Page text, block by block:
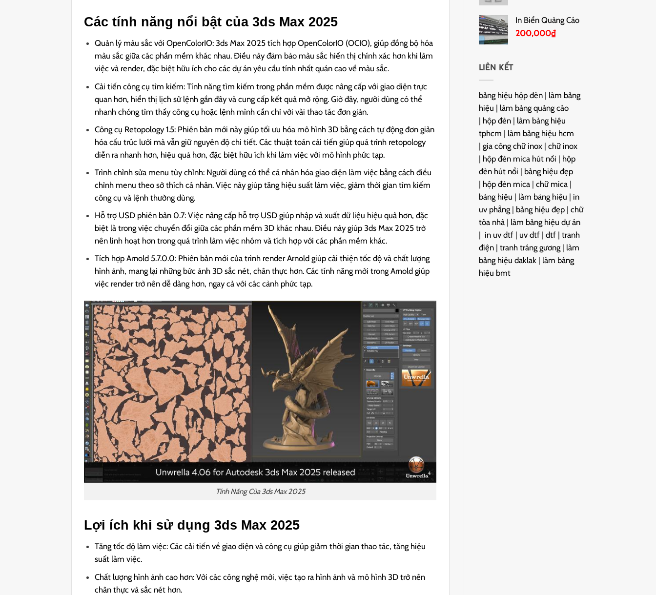
Các tính năng nổi bật của 3ds Max 2025
Quản lý màu sắc với OpenColorIO: 3ds Max 2025 tích hợp OpenColorIO (OCIO), giúp đồng bộ hóa
màu sắc giữa các phần mềm khác nhau. Điều này đảm bảo màu sắc hiển thị chính xác hơn khi làm
việc và render, đặc biệt hữu ích cho các dự án yêu cầu tính nhất quán cao về màu sắc.
Cải tiến công cụ tìm kiếm: Tính năng tìm kiếm trong phần mềm được nâng cấp với giao diện trực
quan hơn, hiển thị lịch sử lệnh gần đây và cung cấp kết quả mở rộng. Giờ đây, người dùng có thể
nhanh chóng tìm thấy công cụ hoặc lệnh mình cần chỉ với vài thao tác đơn giản.
Công cụ Retopology 1.5: Phiên bản mới này giúp tối ưu hóa mô hình 3D bằng cách tự động đơn giản
hóa cấu trúc lưới mà vẫn giữ nguyên độ chi tiết. Các thuật toán cải tiến giúp quá trình retopology
diễn ra nhanh hơn, hiệu quả hơn, đặc biệt hữu ích khi làm việc với mô hình phức tạp.
Trình chỉnh sửa menu tùy chỉnh: Người dùng có thể cá nhân hóa giao diện làm việc bằng cách điều
chỉnh menu theo sở thích cá nhân. Việc này giúp tăng hiệu suất làm việc, giảm thời gian tìm kiếm
công cụ và lệnh thường dùng.
Hỗ trợ USD phiên bản 0.7: Việc nâng cấp hỗ trợ USD giúp nhập và xuất dữ liệu hiệu quả hơn, đặc
biệt là trong việc chuyển đổi giữa các phần mềm 3D khác nhau. Điều này giúp 3ds Max 2025 trở
nên linh hoạt hơn trong quá trình làm việc nhóm và tích hợp với các phần mềm khác.
Tích hợp Arnold 5.7.0.0: Phiên bản mới của trình render Arnold giúp cải thiện tốc độ và chất lượng
hình ảnh, mang lại những bức ảnh 3D sắc nét, chân thực hơn. Các tính năng mới trong Arnold giúp
việc render trở nên dễ dàng hơn, ngay cả với các cảnh phức tạp.
Tính Năng Của 3ds Max 2025
Lợi ích khi sử dụng 3ds Max 2025
Tăng tốc độ làm việc: Các cải tiến về giao diện và công cụ giúp giảm thời gian thao tác, tăng hiệu
suất làm việc.
Chất lượng hình ảnh cao hơn: Với các công nghệ mới, việc tạo ra hình ảnh và mô hình 3D trở nên
chân thực và sắc nét hơn.
In Biển Quảng Cáo
200,000₫
LIÊN KẾT
bảng hiệu hộp đèn| làm bảng
hiệu | làm bảng quảng cáo
| hộp đèn| làm bảng hiệu
tphcm | làm bảng hiệu hcm
| gia công chữ inox| chữ inox
| hộp đèn mica hút nổi | hộp
đèn hút nổi | bảng hiệu đẹp
| hộp đèn mica| chữ mica|
bảng hiệu | làm bảng hiệu | in
uv phẳng| bảng hiệu đẹp| chữ
tòa nhà| làm bảng hiệu dự án
| in uv dtf| uv dtf| dtf| tranh
điện| tranh tráng gương| làm
bảng hiệu daklak| làm bảng
hiệu bmt